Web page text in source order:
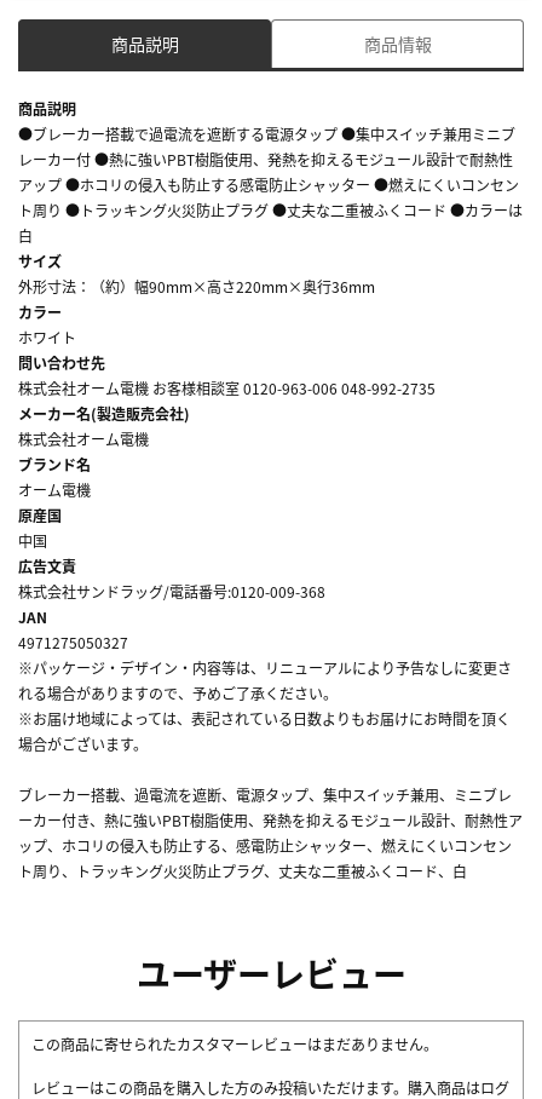
商品説明 商品情報
商品説明
●ブレーカー搭載で過電流を遮断する電源タップ ●集中スイッチ兼用ミニブ
レーカー付 ●熱に強いPBT樹脂使用、発熱を抑えるモジュール設計で耐熱性
アップ ●ホコリの侵入も防止する感電防止シャッター ●燃えにくいコンセン
ト周り ●トラッキング火災防止プラグ ●丈夫な二重被ふくコード ●カラーは
白
サイズ
外形寸法：（約）幅90mm×高さ220mm×奥行36mm
カラー
ホワイト
問い合わせ先
株式会社オーム電機 お客様相談室 0120-963-006 048-992-2735
メーカー名(製造販売会社)
株式会社オーム電機
ブランド名
オーム電機
原産国
中国
広告文責
株式会社サンドラッグ/電話番号:0120-009-368
JAN
4971275050327
※パッケージ・デザイン・内容等は、リニューアルにより予告なしに変更さ
れる場合がありますので、予めご了承ください。
※お届け地域によっては、表記されている日数よりもお届けにお時間を頂く
場合がございます。
ブレーカー搭載、過電流を遮断、電源タップ、集中スイッチ兼用、ミニブレ
ーカー付き、熱に強いPBT樹脂使用、発熱を抑えるモジュール設計、耐熱性ア
ップ、ホコリの侵入も防止する、感電防止シャッター、燃えにくいコンセン
ト周り、トラッキング火災防止プラグ、丈夫な二重被ふくコード、白
ユーザーレビュー
この商品に寄せられたカスタマーレビューはまだありません。
レビューはこの商品を購入した方のみ投稿いただけます。購入商品はログ